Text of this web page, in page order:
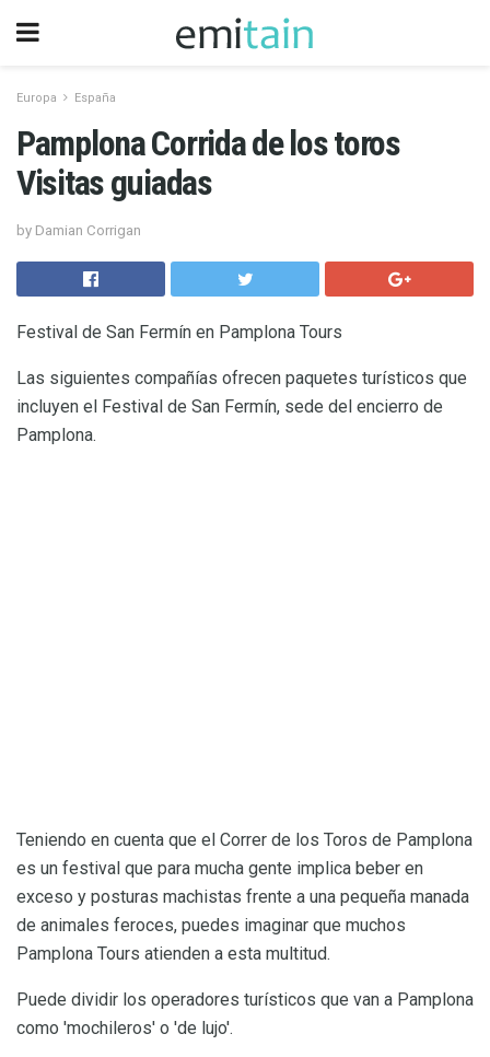
Europa España
Pamplona Corrida de los toros
Visitas guiadas
by Damian Corrigan
Festival de San Fermín en Pamplona Tours
Las siguientes compañías ofrecen paquetes turísticos que
incluyen el Festival de San Fermín, sede del encierro de
Pamplona.
Teniendo en cuenta que el Correr de los Toros de Pamplona
es un festival que para mucha gente implica beber en
exceso y posturas machistas frente a una pequeña manada
de animales feroces, puedes imaginar que muchos
Pamplona Tours atienden a esta multitud.
Puede dividir los operadores turísticos que van a Pamplona
como 'mochileros' o 'de lujo'.